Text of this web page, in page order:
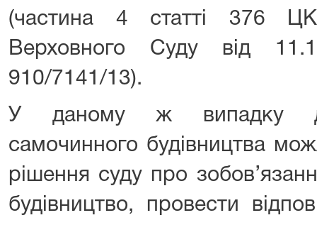
(частина 4 статті 376 ЦК
Верховного Суду від
910/7141/13).
У даному ж випадку
самочинного будівництва
рішення суду про
будівництво, провести